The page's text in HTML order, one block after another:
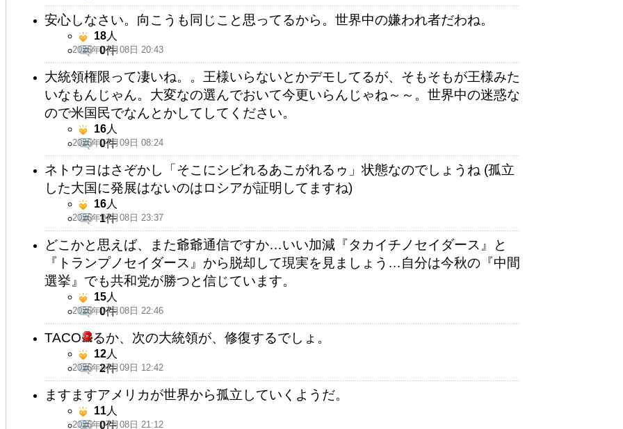
安心しなさい。向こうも同じこと思ってるから。世界中の嫌われ者だわね。
2026年07月08日 20:43
18人
0件
大統領権限って凄いね。。王様いらないとかデモしてるが、そもそもが王様みた
いなもんじゃん。大変なの選んでおいて今更いらんじゃね～～。世界中の迷惑な
ので米国民でなんとかしてしてください。
2026年07月09日 08:24
16人
0件
ネトウヨはさぞかし「そこにシビれるあこがれるゥ」状態なのでしょうね (孤立
した大国に発展はないのはロシアが証明してますね)
2026年07月08日 23:37
16人
1件
どこかと思えば、また爺爺通信ですか…いい加減『タカイチノセイダース』と
『トランプノセイダース』から脱却して現実を見ましょう…自分は今秋の『中間
選挙』でも共和党が勝つと信じています。
2026年07月08日 22:46
15人
0件
TACO るか、次の大統領が、修復するでしょ。
2026年07月09日 12:42
12人
2件
ますますアメリカが世界から孤立していくようだ。
2026年07月08日 21:12
11人
0件